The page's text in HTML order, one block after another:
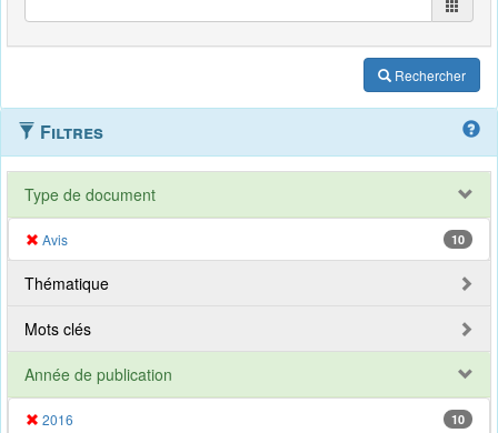
Rechercher
Filtres
Type de document
Avis 10
Thématique
Mots clés
Année de publication
2016 10